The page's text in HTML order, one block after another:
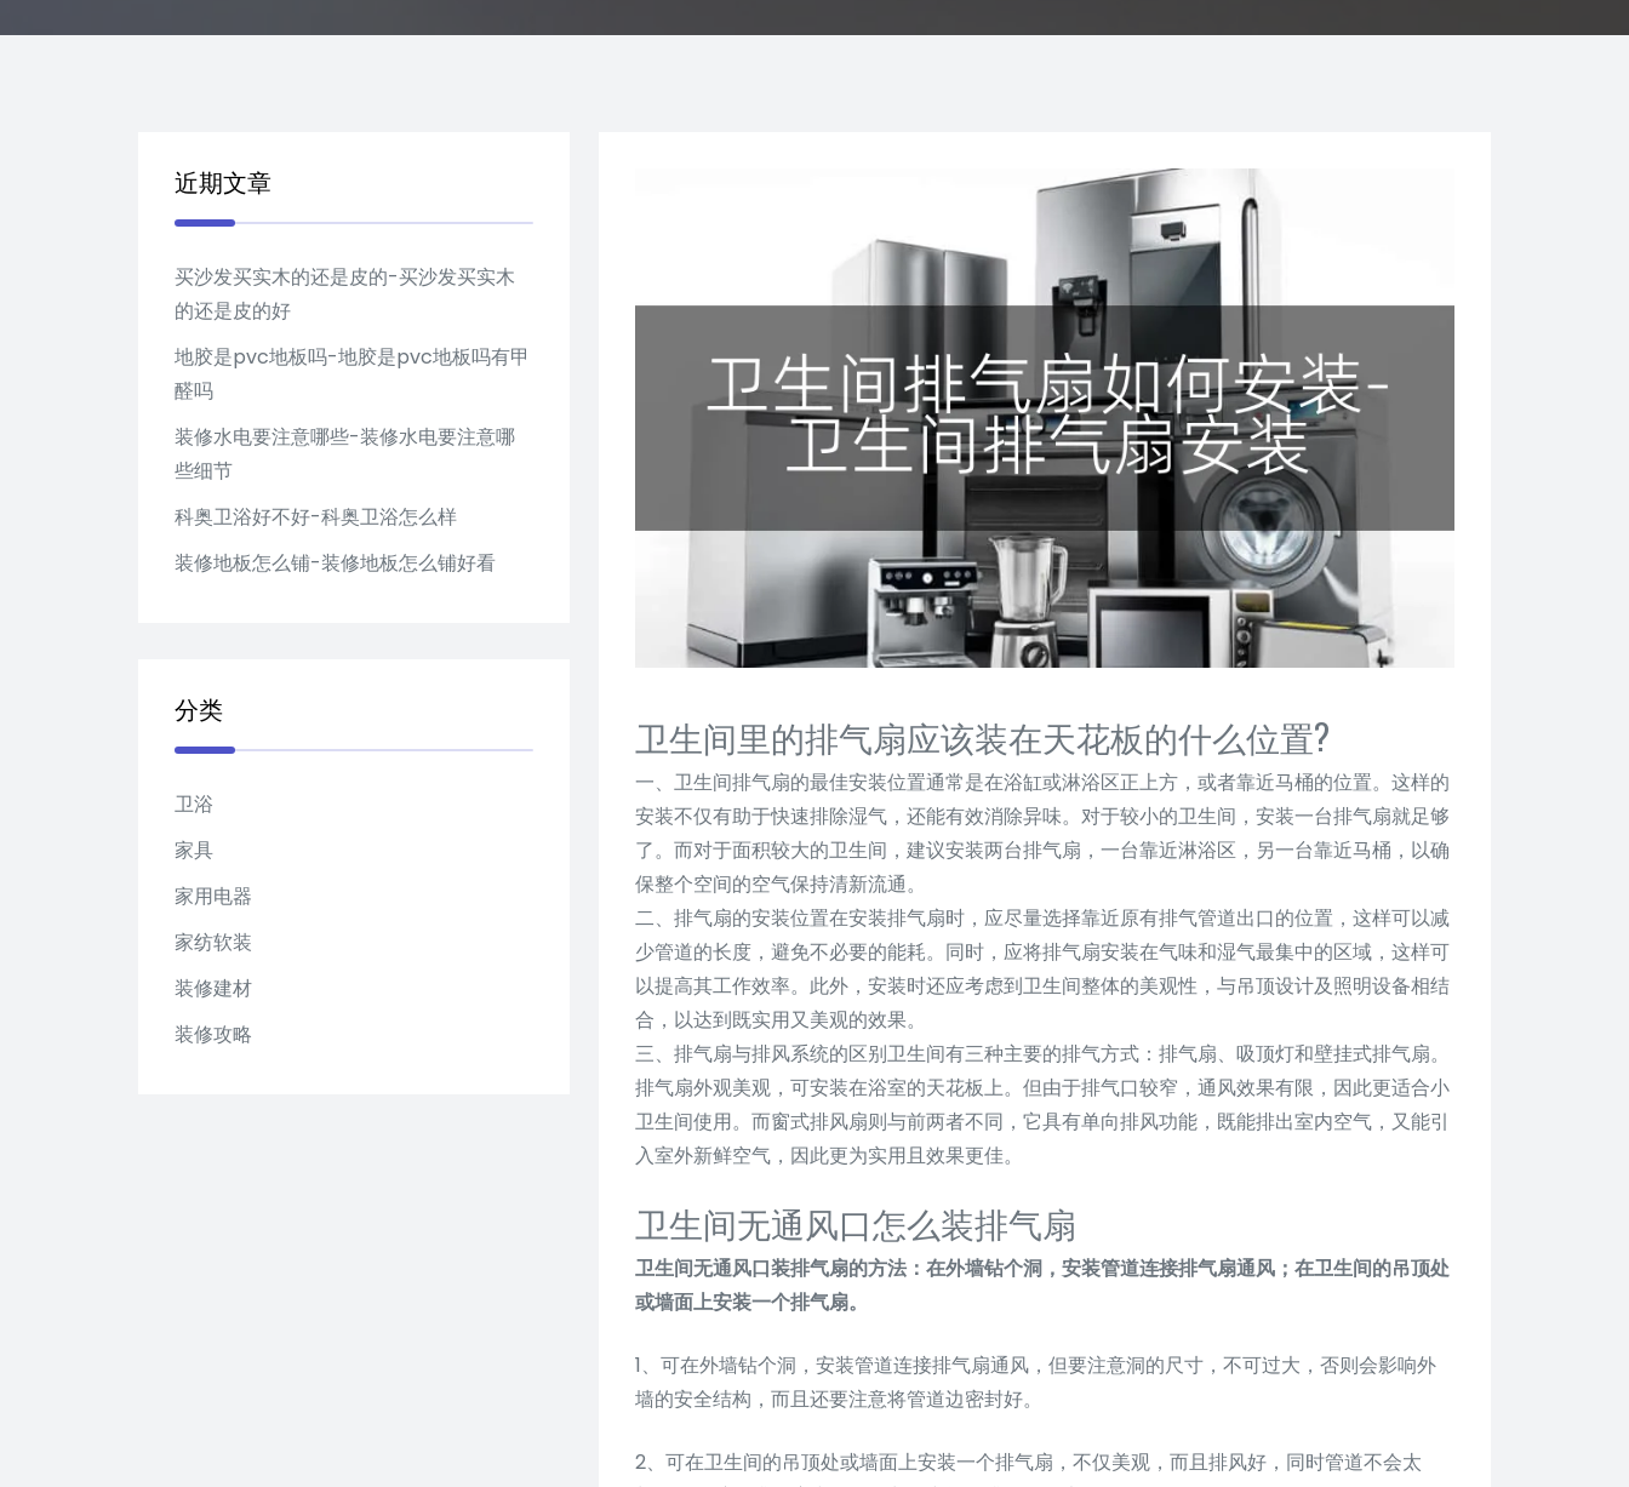
卫生间里的排气扇应该装在天花板的什么位置?
一、卫生间排气扇的最佳安装位置通常是在浴缸或淋浴区正上方，或者靠近马桶的位置。这样的
安装不仅有助于快速排除湿气，还能有效消除异味。对于较小的卫生间，安装一台排气扇就足够
了。而对于面积较大的卫生间，建议安装两台排气扇，一台靠近淋浴区，另一台靠近马桶，以确
保整个空间的空气保持清新流通。
二、排气扇的安装位置在安装排气扇时，应尽量选择靠近原有排气管道出口的位置，这样可以减
少管道的长度，避免不必要的能耗。同时，应将排气扇安装在气味和湿气最集中的区域，这样可
以提高其工作效率。此外，安装时还应考虑到卫生间整体的美观性，与吊顶设计及照明设备相结
合，以达到既实用又美观的效果。
三、排气扇与排风系统的区别卫生间有三种主要的排气方式：排气扇、吸顶灯和壁挂式排气扇。
排气扇外观美观，可安装在浴室的天花板上。但由于排气口较窄，通风效果有限，因此更适合小
卫生间使用。而窗式排风扇则与前两者不同，它具有单向排风功能，既能排出室内空气，又能引
入室外新鲜空气，因此更为实用且效果更佳。
卫生间无通风口怎么装排气扇
卫生间无通风口装排气扇的方法：在外墙钻个洞，安装管道连接排气扇通风；在卫生间的吊顶处
或墙面上安装一个排气扇。
1、可在外墙钻个洞，安装管道连接排气扇通风，但要注意洞的尺寸，不可过大，否则会影响外
墙的安全结构，而且还要注意将管道边密封好。
2、可在卫生间的吊顶处或墙面上安装一个排气扇，不仅美观，而且排风好，同时管道不会太
近期文章
买沙发买实木的还是皮的-买沙发买实木
的还是皮的好
地胶是pvc地板吗-地胶是pvc地板吗有甲
醛吗
装修水电要注意哪些-装修水电要注意哪
些细节
科奥卫浴好不好-科奥卫浴怎么样
装修地板怎么铺-装修地板怎么铺好看
分类
卫浴
家具
家用电器
家纺软装
装修建材
装修攻略